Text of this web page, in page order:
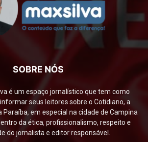
SOBRE NÓS
é um espaço jornalístico que tem como
seus leitores sobre o Cotidiano, a
Paraíba, em especial na cidade de Campina
da ética, profissionalismo, respeito e
do jornalista e editor responsável.